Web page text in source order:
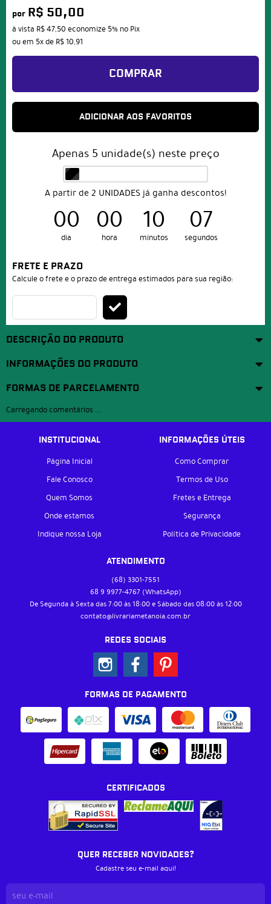
por R$ 50,00
à vista R$ 47,50 economize 5% no Pix
ou em 5xde R$ 10,91
COMPRAR
ADICIONAR AOS FAVORITOS
Apenas 5 unidade(s) neste preço
A partir de 2 UNIDADES já ganha descontos!
00
dia
00
hora
10
minutos
07
segundos
FRETE E PRAZO
Calcule o frete e o prazo de entrega estimados para sua região:
DESCRIÇÃO DO PRODUTO
INFORMAÇÕES DO PRODUTO
FORMAS DE PARCELAMENTO
Carregando comentários ...
INSTITUCIONAL
Página Inicial
Fale Conosco
Quem Somos
Onde estamos
Indique nossa Loja
INFORMAÇÕES ÚTEIS
Como Comprar
Termos de Uso
Fretes e Entrega
Segurança
Política de Privacidade
ATENDIMENTO
(68) 3301-7551
68 9 9977-4767 (WhatsApp)
De Segunda à Sexta das 7:00 às 18:00 e Sábado das 08:00 às 12:00
contato@livrariametanoia.com.br
REDES SOCIAIS
FORMAS DE PAGAMENTO
CERTIFICADOS
QUER RECEBER NOVIDADES?
Cadastre seu e-mail aqui!